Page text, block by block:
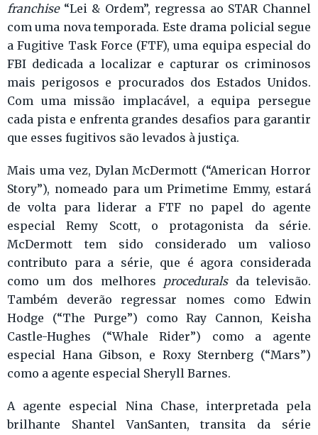
franchise “Lei & Ordem”, regressa ao STAR Channel
com uma nova temporada. Este drama policial segue
a Fugitive Task Force (FTF), uma equipa especial do
FBI dedicada a localizar e capturar os criminosos
mais perigosos e procurados dos Estados Unidos.
Com uma missão implacável, a equipa persegue
cada pista e enfrenta grandes desafios para garantir
que esses fugitivos são levados à justiça.
Mais uma vez, Dylan McDermott (“American Horror
Story”), nomeado para um Primetime Emmy, estará
de volta para liderar a FTF no papel do agente
especial Remy Scott, o protagonista da série.
McDermott tem sido considerado um valioso
contributo para a série, que é agora considerada
como um dos melhores procedurals da televisão.
Também deverão regressar nomes como Edwin
Hodge (“The Purge”) como Ray Cannon, Keisha
Castle-Hughes (“Whale Rider”) como a agente
especial Hana Gibson, e Roxy Sternberg (“Mars”)
como a agente especial Sheryll Barnes.
A agente especial Nina Chase, interpretada pela
brilhante Shantel VanSanten, transita da série